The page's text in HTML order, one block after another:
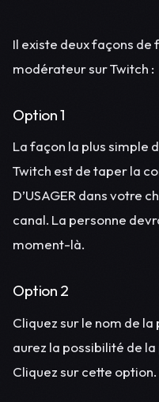
Il existe deux façons de
modérateur sur Twitch :
Option 1
La façon la plus simple
Twitch est de taper la
D’USAGER dans votre
canal. La personne
moment-là.
Option 2
Cliquez sur le nom de la
aurez la possibilité de
Cliquez sur cette option.